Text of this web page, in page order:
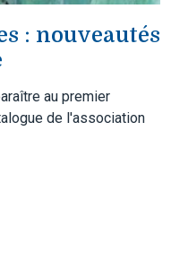
: nouveautés
au premier
de l'association